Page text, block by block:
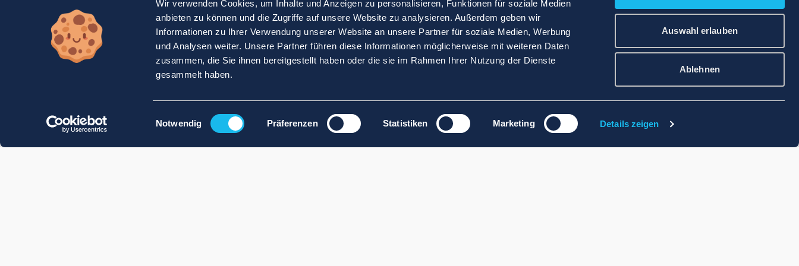
Wir verwenden Cookies, um Inhalte und Anzeigen zu personalisieren, Funktionen für soziale Medien
anbieten zu können und die Zugriffe auf unsere Website zu analysieren. Außerdem geben wir
Informationen zu Ihrer Verwendung unserer Website an unsere Partner für soziale Medien, Werbung
und Analysen weiter. Unsere Partner führen diese Informationen möglicherweise mit weiteren Daten
zusammen, die Sie ihnen bereitgestellt haben oder die sie im Rahmen Ihrer Nutzung der Dienste
gesammelt haben.
Einwilligungsauswahl
Notwendig Präferenzen Statistiken Marketing Details zeigen
Auswahl erlauben
Ablehnen